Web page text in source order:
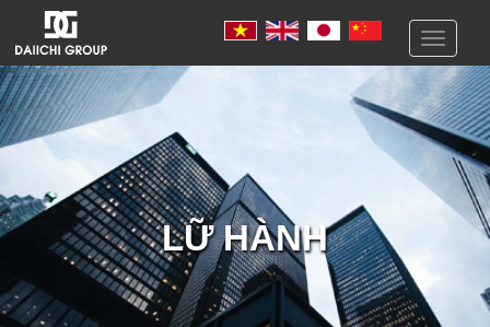
Toggle
LỮ HÀNH